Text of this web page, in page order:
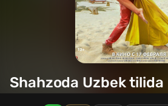
Shahzoda Uzbek tilida